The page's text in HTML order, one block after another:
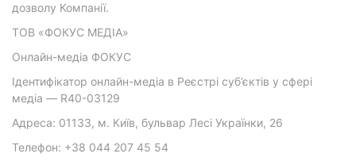
дозволу Компанії.
ТОВ «ФОКУС МЕДІА»
Онлайн-медіа ФОКУС
Ідентифікатор онлайн-медіа в Реєстрі суб’єктів у сфері
медіа — R40-03129
Адреса: 01133, м. Київ, бульвар Лесі Українки, 26
Телефон: +38 044 207 45 54